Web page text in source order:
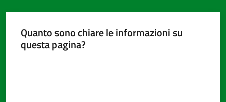
Quanto sono chiare le informazioni su
questa pagina?